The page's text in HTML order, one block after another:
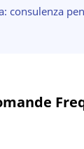
consulenza